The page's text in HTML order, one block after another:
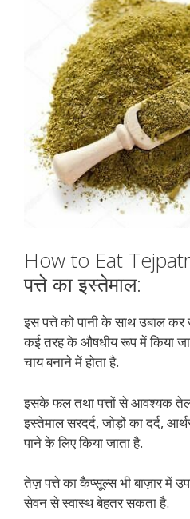
How to Eat
पत्ते का इस्तेमाल:
इस पत्ते को पानी के साथ उबाल
कई तरह के औषधीय रूप में किया
चाय बनाने में होता है.
इसके फल तथा पत्तों से आवश्यक तेल
इस्तेमाल सरदर्द, जोड़ों का दर्द,
पाने के लिए किया जाता है.
तेज़ पत्ते का कैप्सूल्स भी बाज़ार में
सेवन से स्वास्थ बेहतर सकता है.